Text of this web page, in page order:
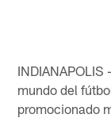
mundo del
promocionado